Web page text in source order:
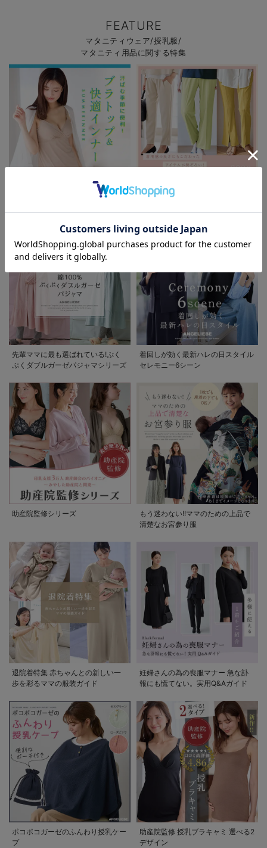
FEATURE
マタニティウェア/授乳服/
マタニティ用品に関する特集
春夏を快適に過ごせるマタニティパ
先輩ママに最も選ばれている!ぷく
ぷくダブルガーゼパジャマシリーズ
着回しが効く最新ハレの日スタイル
セレモニー6シーン
助産院監修シリーズ
もう迷わない!!ママのための上品で
清楚なお宮参り服
退院着特集 赤ちゃんとの新しい一
歩を彩るママの服装ガイド
妊婦さんの為の喪服マナー 急な訃
報にも慌てない。実用Q&Aガイド
ポコポコガーゼのふんわり授乳ケー
プ
助産院監修 授乳ブラキャミ 選べる2
デザイン
お気に入り商品を確認する